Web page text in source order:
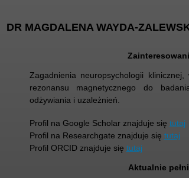
DR MAGDALENA WAYDA-
Zagadnienia neuropsychologii
rezonansu magnetycznego do
odżywiania i uzależnień.
Profil na Google Scholar znajduje się tutaj
Profil na Researchgate znajduje się tutaj
Profil ORCID znajduje się tutaj
Aktualnie